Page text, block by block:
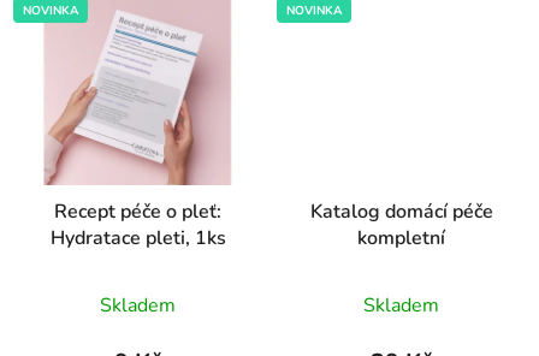
NOVINKA
Recept péče o pleť:
Hydratace pleti, 1ks
hodnocení
produktu
Skladem
NOVINKA
Katalog domácí péče
kompletní
hodnocení
produktu
Skladem